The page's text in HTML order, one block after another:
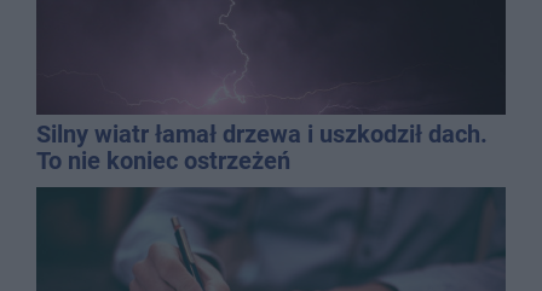
Silny wiatr łamał drzewa i uszkodził dach.
To nie koniec ostrzeżeń